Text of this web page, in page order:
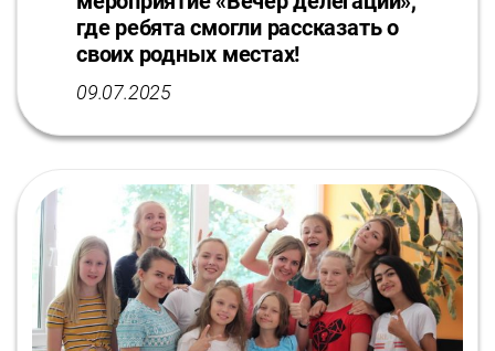
где ребята смогли рассказать о
своих родных местах!
09.07.2025